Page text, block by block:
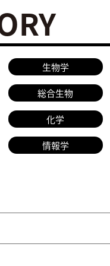
生物学
総合生物
化学
情報学